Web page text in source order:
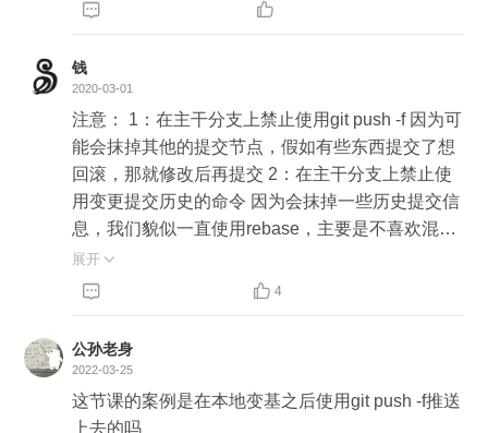
 
钱
2020-03-01
注意： 1：在主干分支上禁止使用git push -f 因为可
能会抹掉其他的提交节点，假如有些东西提交了想
回滚，那就修改后再提交 2：在主干分支上禁止使
用变更提交历史的命令 因为会抹掉一些历史提交信
息，我们貌似一直使用rebase，主要是不喜欢混乱
的提交线，不过也没出现什么问题，合代码出问题
主要集中在合并冲突时，有些代码调整的存在问
全负责。公共分支是公地，不要做出影响他人的行
为。
展开 
  4
公孙老身
2022-03-25
这节课的案例是在本地变基之后使用git push -f推送
上去的吗